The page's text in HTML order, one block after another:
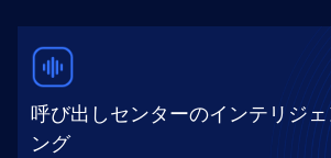
呼び出しセンターのインテリジ
ング